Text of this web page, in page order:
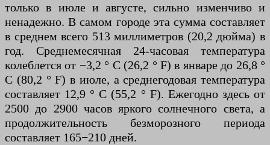
только в июле и августе, сильно изменчиво и
ненадежно. В самом городе эта сумма составляет
в среднем всего 513 миллиметров (20,2 дюйма) в
год. Среднемесячная 24-часовая температура
колеблется от −3,2 ° C (26,2 ° F) в январе до 26,8 °
C (80,2 ° F) в июле, а среднегодовая температура
составляет 12,9 ° C (55,2 ° F). Ежегодно здесь от
2500 до 2900 часов яркого солнечного света, а
продолжительность безморозного периода
составляет 165−210 дней.